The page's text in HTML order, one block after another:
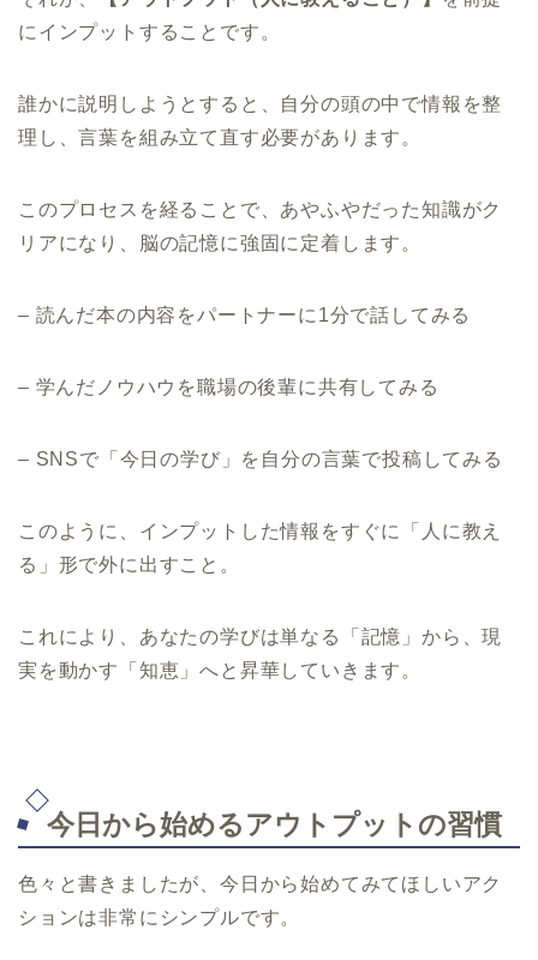
にインプットすることです。
誰かに説明しようとすると、自分の頭の中で情報を整
理し、言葉を組み立て直す必要があります。
このプロセスを経ることで、あやふやだった知識がク
リアになり、脳の記憶に強固に定着します。
– 読んだ本の内容をパートナーに1分で話してみる
– 学んだノウハウを職場の後輩に共有してみる
– SNSで「今日の学び」を自分の言葉で投稿してみる
このように、インプットした情報をすぐに「人に教え
る」形で外に出すこと。
これにより、あなたの学びは単なる「記憶」から、現
実を動かす「知恵」へと昇華していきます。
今日から始めるアウトプットの習慣
色々と書きましたが、今日から始めてみてほしいアク
ションは非常にシンプルです。